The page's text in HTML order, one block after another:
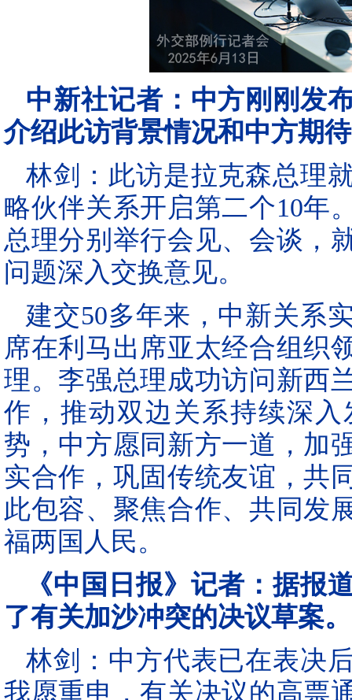
中新社记者：中方刚刚发
介绍此访背景情况和中方期
林剑：此访是拉克森总理
略伙伴关系开启第二个10年
总理分别举行会见、会谈，
问题深入交换意见。
建交50多年来，中新关系
席在利马出席亚太经合组织
理。李强总理成功访问新西
作，推动双边关系持续深
势，中方愿同新方一道，加
实合作，巩固传统友谊，共
此包容、聚焦合作、共同发
福两国人民。
《中国日报》记者：据报
了有关加沙冲突的决议草案
林剑：中方代表已在表决
我愿重申，有关决议的高票